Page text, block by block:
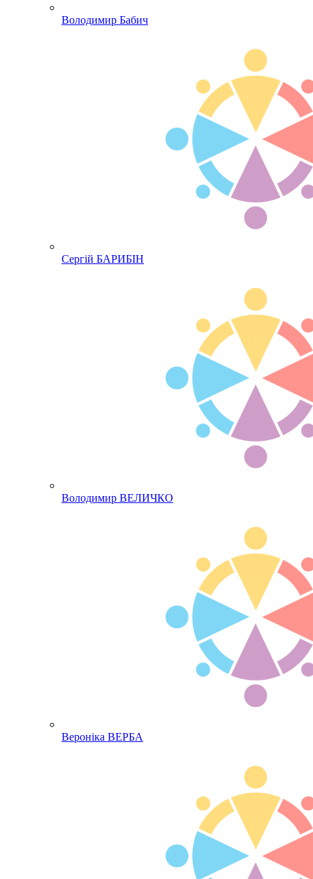
Володимир Бабич
Сергій БАРИБІН
Володимир ВЕЛИЧКО
Вероніка ВЕРБА